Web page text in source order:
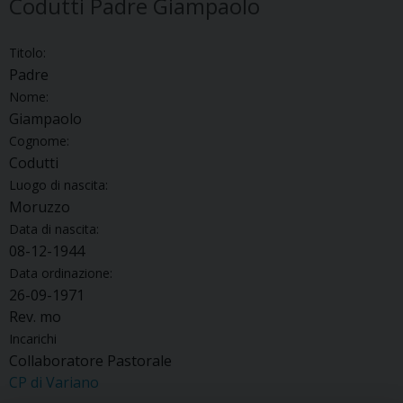
Titolo:
Padre
Nome:
Giampaolo
Cognome:
Codutti
Luogo di nascita:
Moruzzo
Data di nascita:
08-12-1944
Data ordinazione:
26-09-1971
Rev. mo
Incarichi
Collaboratore Pastorale
CP di Variano